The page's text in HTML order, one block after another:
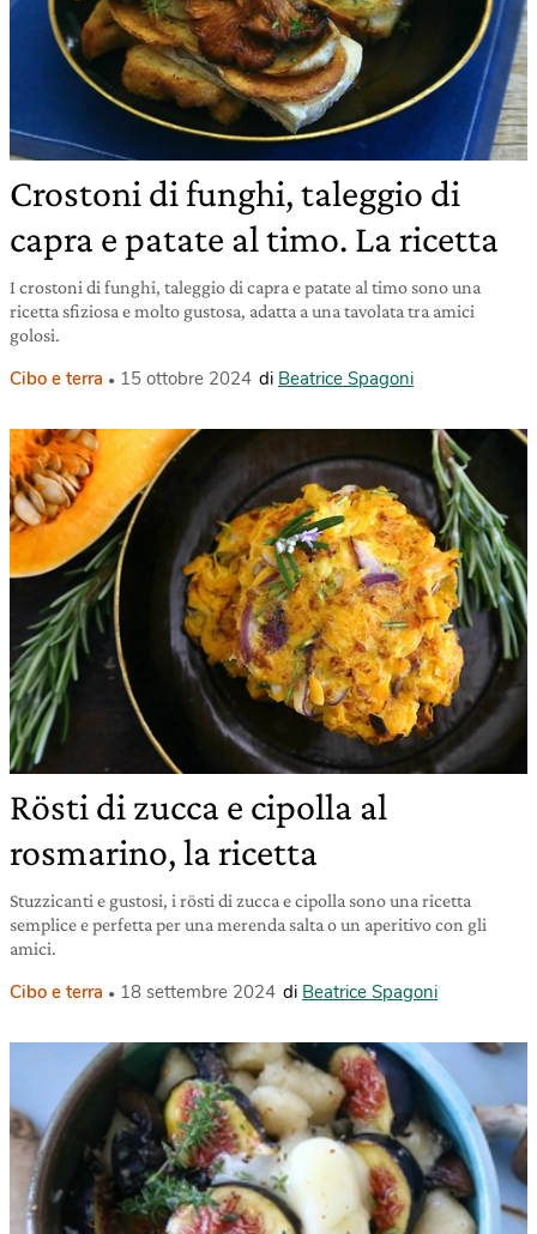
Crostoni di funghi, taleggio di
capra e patate al timo. La ricetta
I crostoni di funghi, taleggio di capra e patate al timo sono una
ricetta sfiziosa e molto gustosa, adatta a una tavolata tra amici
golosi.
Cibo e terra 15 ottobre 2024 di Beatrice Spagoni
Rösti di zucca e cipolla al
rosmarino, la ricetta
Stuzzicanti e gustosi, i rösti di zucca e cipolla sono una ricetta
semplice e perfetta per una merenda salta o un aperitivo con gli
amici.
Cibo e terra 18 settembre 2024 di Beatrice Spagoni